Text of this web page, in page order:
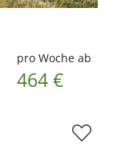
pro Woche ab
464 €